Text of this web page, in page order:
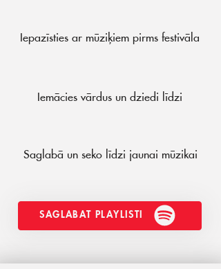
Iepazīsties ar mūziķiem pirms festivāla
Iemācies vārdus un dziedi līdzi
Saglabā un seko līdzi jaunai mūzikai
SAGLABĀT PLAYLISTI